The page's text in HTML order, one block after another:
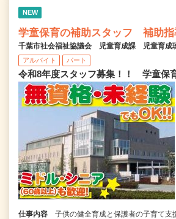
NEW
学童保育の補助スタッフ 補助指
千葉市社会福祉協議会 児童育成課 児童育成
アルバイト パート
令和8年度スタッフ募集！！ 学童保
仕事内容
子供の健全育成と保護者の子育て支